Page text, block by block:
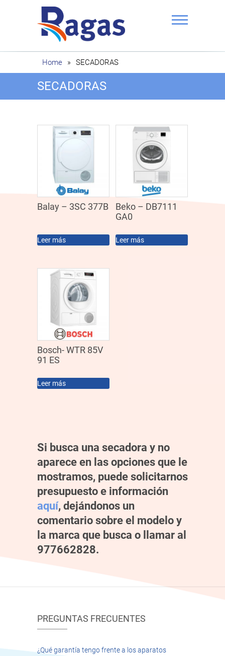
Ragas
Home » SECADORAS
SECADORAS
Balay – 3SC 377B
Leer más
Beko – DB7111
GA0
Leer más
Bosch- WTR 85V
91 ES
Leer más
Si busca una secadora y no
aparece en las opciones que le
mostramos, puede solicitarnos
presupuesto e información
aquí, dejándonos un
comentario sobre el modelo y
la marca que busca o llamar al
977662828.
PREGUNTAS FRECUENTES
¿Qué garantía tengo frente a los aparatos